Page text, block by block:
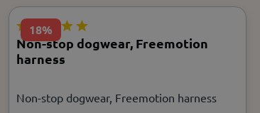
18%
Non-stop dogwear, Freemotion
harness
Non-stop dogwear, Freemotion harness